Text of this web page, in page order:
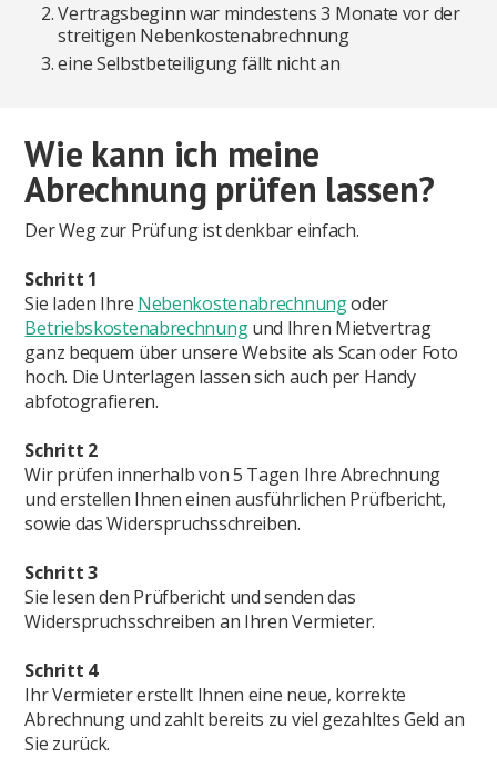
Vertragsbeginn war mindestens 3 Monate vor der
streitigen Nebenkostenabrechnung
eine Selbstbeteiligung fällt nicht an
Wie kann ich meine
Abrechnung prüfen lassen?
Der Weg zur Prüfung ist denkbar einfach.
Schritt 1
Sie laden Ihre Nebenkostenabrechnungoder
Betriebskostenabrechnungund Ihren Mietvertrag
ganz bequem über unsere Website als Scan oder Foto
hoch. Die Unterlagen lassen sich auch per Handy
abfotografieren.
Schritt 2
Wir prüfen innerhalb von 5 Tagen Ihre Abrechnung
und erstellen Ihnen einen ausführlichen Prüfbericht,
sowie das Widerspruchsschreiben.
Schritt 3
Sie lesen den Prüfbericht und senden das
Widerspruchsschreiben an Ihren Vermieter.
Schritt 4
Ihr Vermieter erstellt Ihnen eine neue, korrekte
Abrechnung und zahlt bereits zu viel gezahltes Geld an
Sie zurück.